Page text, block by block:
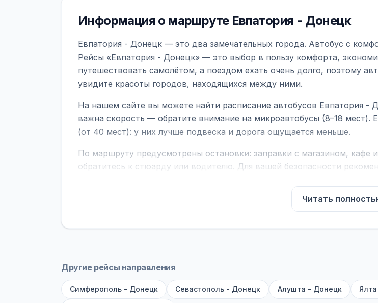
Информация о маршруте Евпатория - Донецк
Евпатория - Донецк — это два замечательных города. Автобус с
Рейсы «Евпатория - Донецк» — это выбор в пользу комфорта,
путешествовать самолётом, а поездом ехать очень долго, поэтому
увидите красоты городов, находящихся между ними.
На нашем сайте вы можете найти расписание автобусов Евпатория -
важна скорость — обратите внимание на микроавтобусы (8–18
(от 40 мест): у них лучше подвеска и дорога ощущается меньше.
По маршруту предусмотрены остановки: заправки с магазином,
обратитесь к стюарду или водителю. Для вашей безопасности
В автобусах есть всё необходимое для комфортной поездки:
устройств, вода, пледы. На больших автобусах работают стюарды. У
оплата производится только при посадке, печатать билет заранее не
рейсов вы увидите время выезда, место посадки, время и место
Удачных поездок! С уважением, командаBUSTRIP.PRO
Читать
Другие рейсы направления
Симферополь - Донецк Севастополь - Донецк Алушта - Донецк